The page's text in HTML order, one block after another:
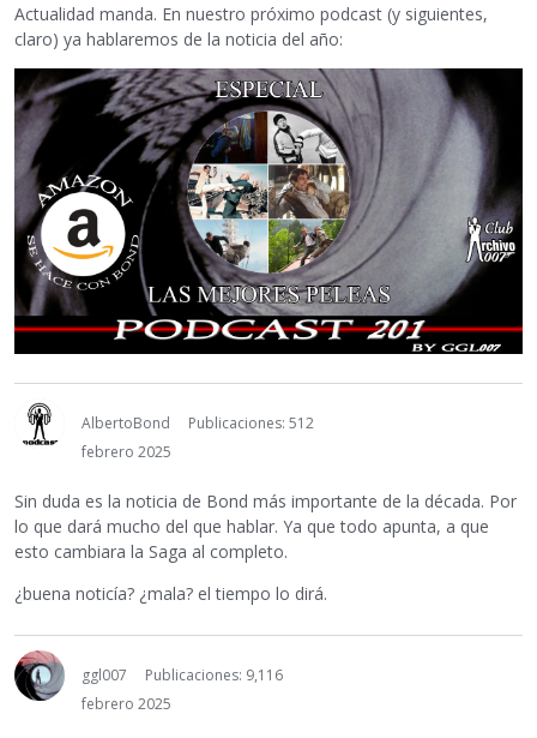
Actualidad manda. En nuestro próximo podcast (y siguientes,
claro) ya hablaremos de la noticia del año:
AlbertoBond
Publicaciones: 512
febrero 2025
Sin duda es la noticia de Bond más importante de la década. Por
lo que dará mucho del que hablar. Ya que todo apunta, a que
esto cambiara la Saga al completo.
¿buena noticía? ¿mala? el tiempo lo dirá.
ggl007
Publicaciones: 9,116
febrero 2025